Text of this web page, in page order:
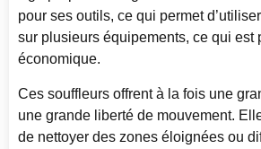
pour ses outils, ce qui permet
sur plusieurs équipements, ce qui est
économique.
Ces souffleurs offrent à la fois une
une grande liberté de mouvement.
de nettoyer des zones éloignées ou